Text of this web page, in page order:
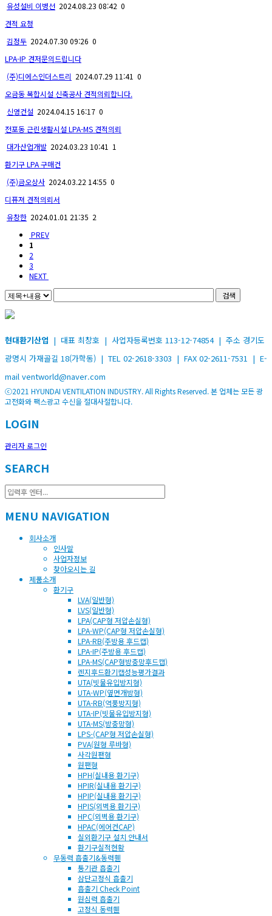
유성설비 이병선 2024.08.23 08:42 0
견적 요청
김정두 2024.07.30 09:26 0
LPA-IP 견저문의드립니다
(주)디에스인더스트리 2024.07.29 11:41 0
오금동 복합시설 신축공사 견적의뢰합니다.
신영건설 2024.04.15 16:17 0
전포동 근린생활시설 LPA-MS 견적의뢰
대가산업개발 2024.03.23 10:41 1
환기구 LPA 구매건
(주)금오상사 2024.03.22 14:55 0
디퓨져 견적의뢰서
유창한 2024.01.01 21:35 2
PREV
1
2
3
NEXT
검색
현대환기산업 | 대표 최창호 | 사업자등록번호 113-12-74854 | 주소 경기도
광명시 가재골길 18(가학동) | TEL 02-2618-3303 | FAX 02-2611-7531 | E-
mail ventworld@naver.com
ⓒ2021 HYUNDAI VENTILATION INDUSTRY. All Rights Reserved. 본 업체는 모든 광
고전화와 팩스광고 수신을 절대사절합니다.
LOGIN
관리자 로그인
SEARCH
MENU NAVIGATION
회사소개
인사말
사업자정보
찾아오시는 길
제품소개
환기구
LVA(일반형)
LVS(일반형)
LPA(CAP형 저압손실형)
LPA-WP(CAP형 저압손실형)
LPA-RB(주방용 후드캡)
LPA-IP(주방용 후드캡)
LPA-MS(CAP형방충망후드캡)
렌지후드환기캡성능평가결과
UTA(빗물유입방지형)
UTA-WP(옆면개방형)
UTA-RB(역풍방지형)
UTA-IP(빗물유입방지형)
UTA-MS(방충망형)
LPS-(CAP형 저압손실형)
PVA(원형 루바형)
사각원팬형
원팬형
HPH(실내용 환기구)
HPIR(실내용 환기구)
HPIP(실내용 환기구)
HPIS(외벽용 환기구)
HPC(외벽용 환기구)
HPAC(에어컨CAP)
실외환기구 설치 안내서
환기구실적현황
무동력 흡출기&동력휀
통기관 흡출기
삼단고정식 흡출기
흡출기 Check Point
원심력 흡출기
고정식 동력휀